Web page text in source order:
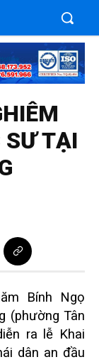
SƯ TẠI
Bính Ngọ
(phường Tân
ra lễ Khai
dân an đầu